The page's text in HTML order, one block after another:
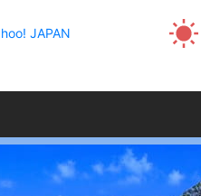
JAPAN